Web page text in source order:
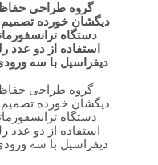
گروه طراحی
دیگشان خورده
دستگاه
استفاده از دو عدد
دیفراسیل با سه
گروه طراحی
دیگشان خورده
دستگاه
استفاده از دو عدد
دیفراسیل با سه